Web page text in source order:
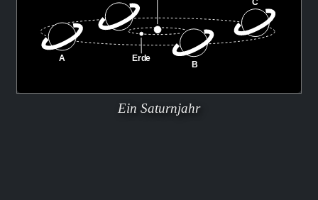
Ein Saturnjahr